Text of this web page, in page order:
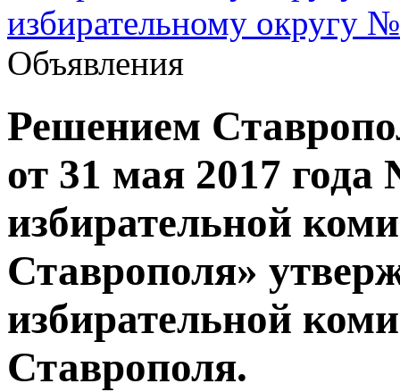
избирательному округу
Объявления
Решением
от 31 мая 2017
избирательной
Ставрополя»
избирательной
Ставрополя.